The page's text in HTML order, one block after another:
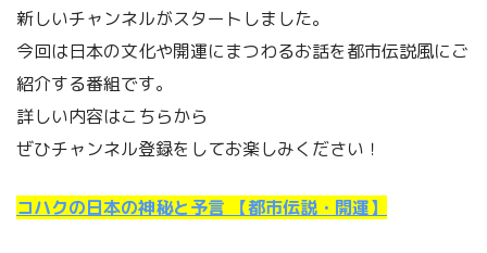
新しいチャンネルがスタートしました。
今回は日本の文化や開運にまつわるお話を都市伝説風にご
紹介する番組です。
詳しい内容はこちらから
ぜひチャンネル登録をしてお楽しみください！
コハクの日本の神秘と予言 【都市伝説・開運】